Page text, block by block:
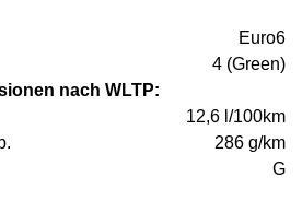
Euro6
4 (Green)
nach WLTP:
12,6 l/100km
286 g/km
G